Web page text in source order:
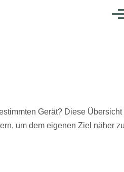
Gerät? Diese Übersicht
um dem eigenen Ziel näher